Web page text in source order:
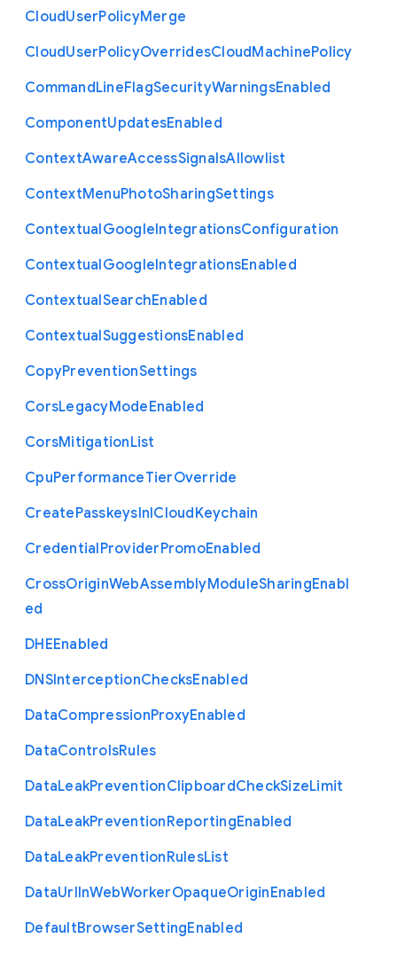
CloudUserPolicyMerge
CloudUserPolicyOverridesCloudMachinePolicy
CommandLineFlagSecurityWarningsEnabled
ComponentUpdatesEnabled
ContextAwareAccessSignalsAllowlist
ContextMenuPhotoSharingSettings
ContextualGoogleIntegrationsConfiguration
ContextualGoogleIntegrationsEnabled
ContextualSearchEnabled
ContextualSuggestionsEnabled
CopyPreventionSettings
CorsLegacyModeEnabled
CorsMitigationList
CpuPerformanceTierOverride
CreatePasskeysInICloudKeychain
CredentialProviderPromoEnabled
CrossOriginWebAssemblyModuleSharingEnabl
ed
DHEEnabled
DNSInterceptionChecksEnabled
DataCompressionProxyEnabled
DataControlsRules
DataLeakPreventionClipboardCheckSizeLimit
DataLeakPreventionReportingEnabled
DataLeakPreventionRulesList
DataUrlInWebWorkerOpaqueOriginEnabled
DefaultBrowserSettingEnabled